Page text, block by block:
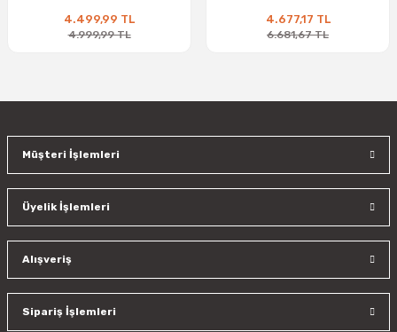
4.499,99 TL
4.999,99 TL
4.677,17 TL
6.681,67 TL
Müşteri İşlemleri
Üyelik İşlemleri
Alışveriş
Sipariş İşlemleri